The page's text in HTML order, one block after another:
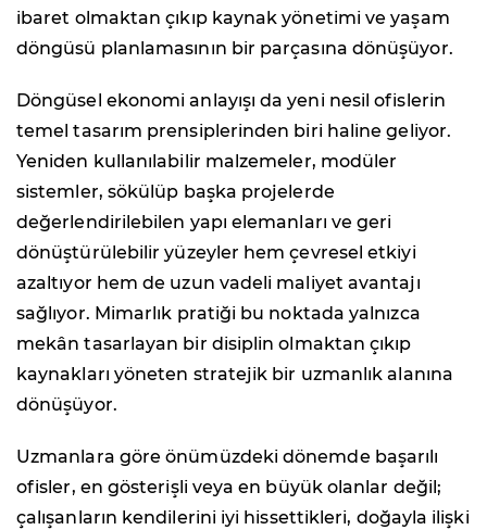
ibaret olmaktan çıkıp kaynak yönetimi ve yaşam
döngüsü planlamasının bir parçasına dönüşüyor.
Döngüsel ekonomi anlayışı da yeni nesil ofislerin
temel tasarım prensiplerinden biri haline geliyor.
Yeniden kullanılabilir malzemeler, modüler
sistemler, sökülüp başka projelerde
değerlendirilebilen yapı elemanları ve geri
dönüştürülebilir yüzeyler hem çevresel etkiyi
azaltıyor hem de uzun vadeli maliyet avantajı
sağlıyor. Mimarlık pratiği bu noktada yalnızca
mekân tasarlayan bir disiplin olmaktan çıkıp
kaynakları yöneten stratejik bir uzmanlık alanına
dönüşüyor.
Uzmanlara göre önümüzdeki dönemde başarılı
ofisler, en gösterişli veya en büyük olanlar değil;
çalışanların kendilerini iyi hissettikleri, doğayla ilişki